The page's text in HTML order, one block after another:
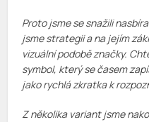
Proto jsme se snažili
jsme strategii a na jejím
vizuální podobě značky.
symbol, který se časem
jako rychlá zkratka k
Z několika variant jsme